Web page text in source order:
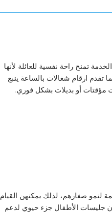
تمنح راحة نفسية للعائلة لأنها
تقدم ارقام شغالات بالساعة ينبع
مؤقتات أو بديلات بشكل فوري.
لنمو صغارهم، لذلك يمكنهن القيام
جليسات الأطفال جزء حيوي لدعم